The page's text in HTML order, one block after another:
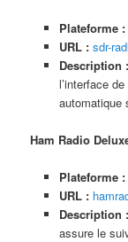
Plateforme :
URL : sdr-
Description :
l’interface
automatique
Ham Radio
Plateforme :
URL :
Description :
assure le